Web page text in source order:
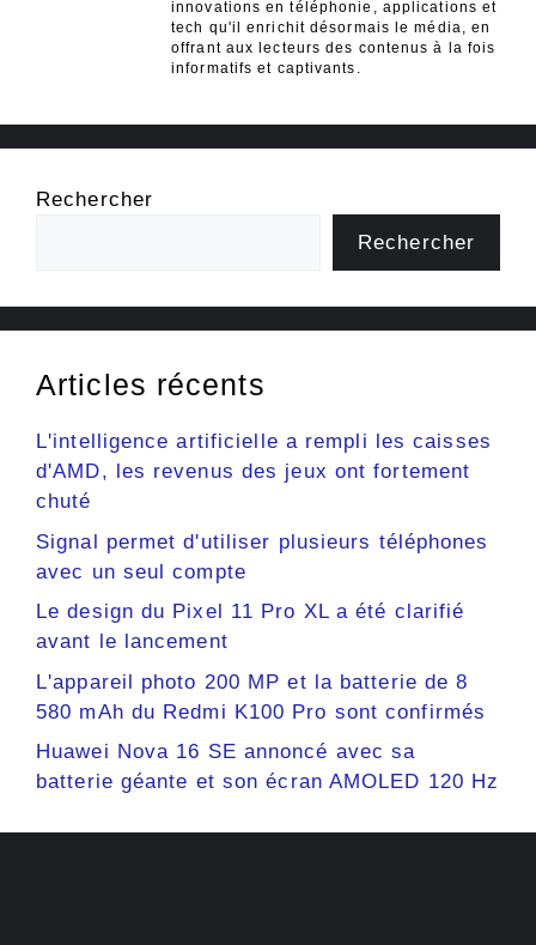
innovations en téléphonie, applications et
tech qu'il enrichit désormais le média, en
offrant aux lecteurs des contenus à la fois
informatifs et captivants.
Rechercher
Rechercher
Articles récents
L'intelligence artificielle a rempli les caisses
d'AMD, les revenus des jeux ont fortement
chuté
Signal permet d'utiliser plusieurs téléphones
avec un seul compte
Le design du Pixel 11 Pro XL a été clarifié
avant le lancement
L'appareil photo 200 MP et la batterie de 8
580 mAh du Redmi K100 Pro sont confirmés
Huawei Nova 16 SE annoncé avec sa
batterie géante et son écran AMOLED 120 Hz